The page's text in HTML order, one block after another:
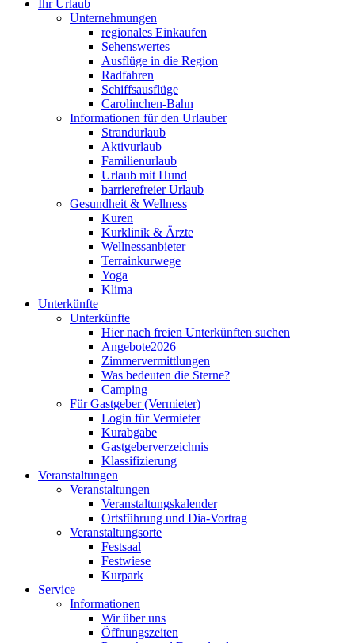
Ihr Urlaub
Unternehmungen
regionales Einkaufen
Sehenswertes
Ausflüge in die Region
Radfahren
Schiffsausflüge
Carolinchen-Bahn
Informationen für den Urlauber
Strandurlaub
Aktivurlaub
Familienurlaub
Urlaub mit Hund
barrierefreier Urlaub
Gesundheit & Wellness
Kuren
Kurklinik & Ärzte
Wellnessanbieter
Terrainkurwege
Yoga
Klima
Unterkünfte
Unterkünfte
Hier nach freien Unterkünften suchen
Angebote2026
Zimmervermittlungen
Was bedeuten die Sterne?
Camping
Für Gastgeber (Vermieter)
Login für Vermieter
Kurabgabe
Gastgeberverzeichnis
Klassifizierung
Veranstaltungen
Veranstaltungen
Veranstaltungskalender
Ortsführung und Dia-Vortrag
Veranstaltungsorte
Festsaal
Festwiese
Kurpark
Service
Informationen
Wir über uns
Öffnungszeiten